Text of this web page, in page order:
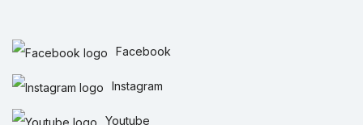
Facebook
Instagram
Youtube